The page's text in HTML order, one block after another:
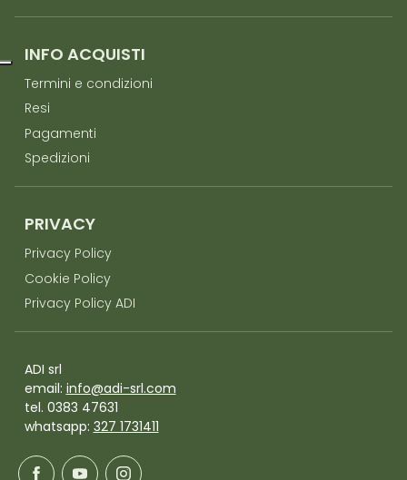
INFO ACQUISTI
Termini e condizioni
Resi
Pagamenti
Spedizioni
PRIVACY
Privacy Policy
Cookie Policy
Privacy Policy ADI
ADI srl
email: info@adi-srl.com
tel. 0383 47631
whatsapp: 327 1731411